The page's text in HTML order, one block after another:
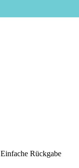
Einfache Rückgabe